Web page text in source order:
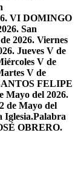
VI DOMINGO
San
2026. Viernes
Jueves V de
V de
V de
FELIPE
Mayo del 2026.
de Mayo del
Iglesia.Palabra
OBRERO.